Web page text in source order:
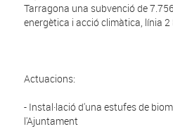
Tarragona una subvenció de
energètica i acció climàtica, línia
Actuacions:
- Instal·lació d'una estufes de
l'Ajuntament